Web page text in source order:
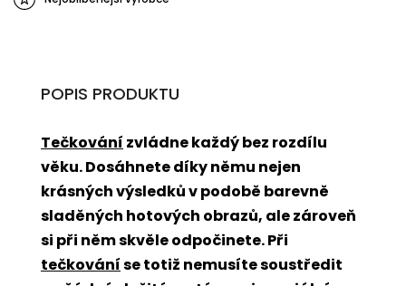
POPIS PRODUKTU
Tečkování zvládne každý bez rozdílu
věku. Dosáhnete díky němu nejen
krásných výsledků v podobě barevně
sladěných hotových obrazů, ale zároveň
si při něm skvěle odpočinete. Při
tečkováníse totiž nemusíte soustředit